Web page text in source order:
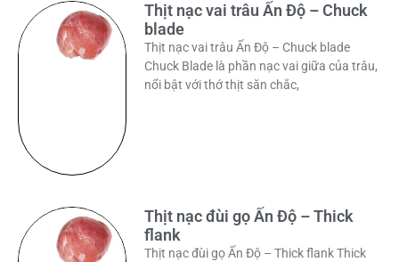
Thịt nạc vai trâu Ấn Độ – Chuck
blade
Thịt nạc vai trâu Ấn Độ – Chuck blade
Chuck Blade là phần nạc vai giữa của trâu,
nổi bật với thớ thịt săn chắc,
Thịt nạc đùi gọ Ấn Độ – Thick
flank
Thịt nạc đùi gọ Ấn Độ – Thick flank Thick